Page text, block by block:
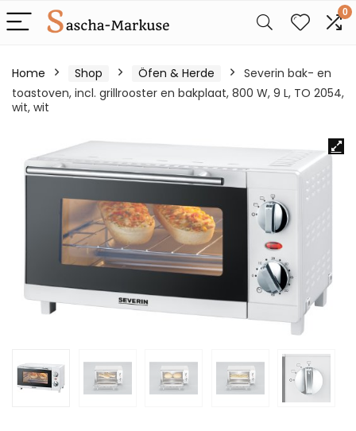
0
Home Shop Öfen & Herde
Severin bak- en
toastoven, incl. grillrooster en bakplaat, 800 W, 9 L, TO 2054,
wit, wit